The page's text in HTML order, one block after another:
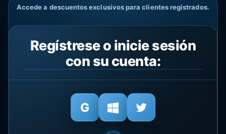
Accede a descuentos exclusivos para clientes registrados.
Regístrese o inicie sesión
con su cuenta: